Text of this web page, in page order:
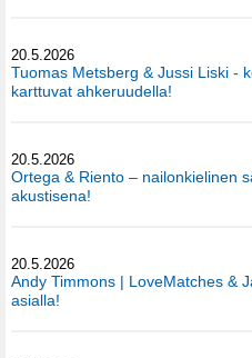
20.5.2026
Tuomas Metsberg & Jussi Liski -
karttuvat ahkeruudella!
20.5.2026
Ortega & Riento – nailonkielinen
akustisena!
20.5.2026
Andy Timmons | LoveMatches &
asialla!